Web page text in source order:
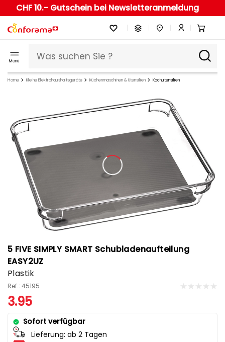
CHF 10.- Gutschein bei Newsletteranmeldung
Menü
Home Kleine Elektrohaushaltsgeräte Küchenmaschinen & Utensilien Kochutensilien
5 FIVE SIMPLY SMART Schubladenaufteilung
EASY2UZ
Plastik
Ref.: 45195
3.95
Sofort verfügbar
Lieferung: ab 2 Tagen